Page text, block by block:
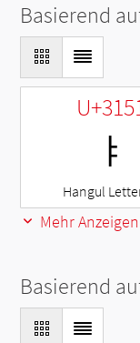
Basierend
ㅑ
Hangul
Mehr Anzeigen
Basierend